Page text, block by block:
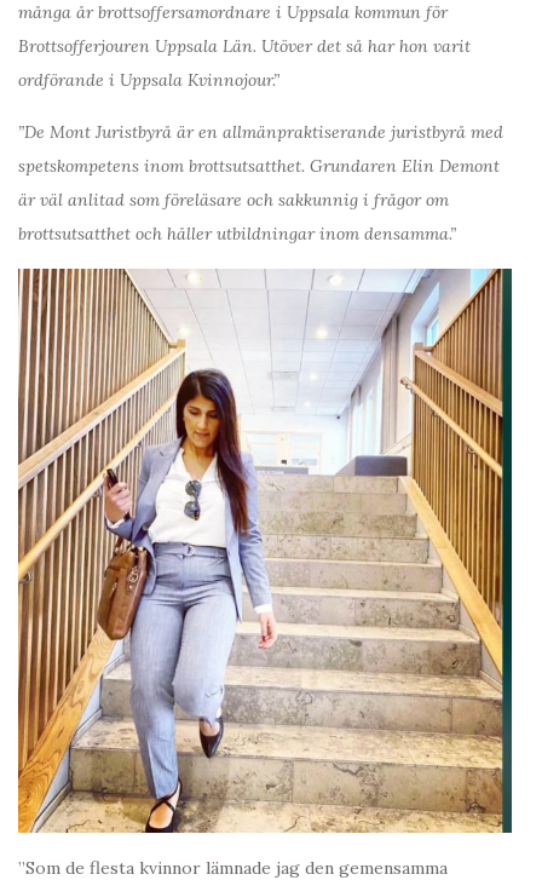
många år brottsoffersamordnare i Uppsala kommun för
Brottsofferjouren Uppsala Län. Utöver det så har hon varit
ordförande i Uppsala Kvinnojour.”
”De Mont Juristbyrå är en allmänpraktiserande juristbyrå med
spetskompetens inom brottsutsatthet. Grundaren Elin Demont
är väl anlitad som föreläsare och sakkunnig i frågor om
brottsutsatthet och håller utbildningar inom densamma.”
”Som de flesta kvinnor lämnade jag den gemensamma